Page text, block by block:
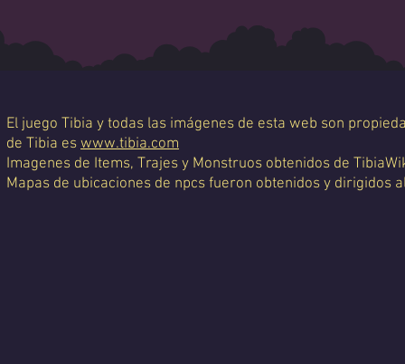
El juego Tibia y todas las imágenes de esta web son
de Tibia es www.tibia.com
Imagenes de Items, Trajes y Monstruos obtenidos de
Mapas de ubicaciones de npcs fueron obtenidos y dirigidos